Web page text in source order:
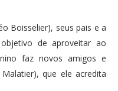
Boisselier), seus pais e a
de aproveitar ao
faz novos amigos e
que ele acredita